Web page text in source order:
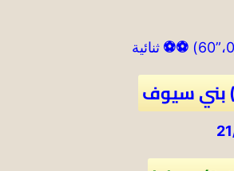
⚽
⚽ ثنائية